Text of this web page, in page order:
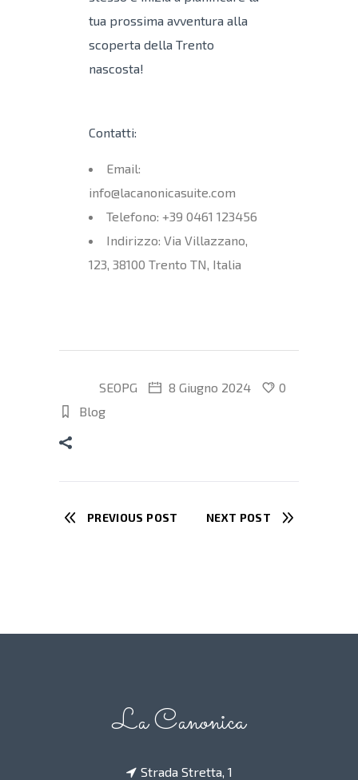
tua prossima avventura alla
scoperta della Trento
nascosta!
Contatti:
Email:
info@lacanonicasuite.com
Telefono: +39 0461 123456
Indirizzo: Via Villazzano,
123, 38100 Trento TN, Italia
SEOPG 8 Giugno 2024
0
Blog
PREVIOUS POST NEXT POST
La Canonica
Strada Stretta, 1